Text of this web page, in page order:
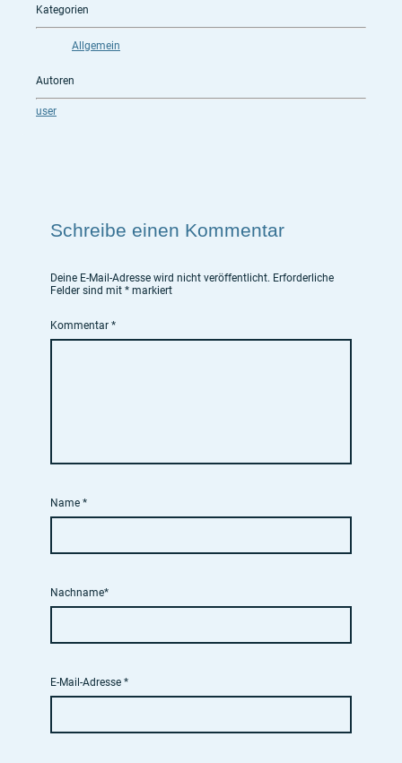
Kategorien
Allgemein
Autoren
user
Schreibe einen Kommentar
Deine E-Mail-Adresse wird nicht veröffentlicht. Erforderliche
Felder sind mit * markiert
Kommentar *
Name *
Nachname*
E-Mail-Adresse *